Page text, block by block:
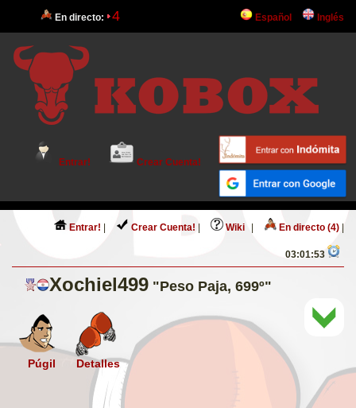
En directo: 4 Español Inglés
Entrar! Crear Cuenta!
Entrar! Crear Cuenta! Wiki En directo (4)
03:01:53
Xochiel499 "Peso Paja, 699º"
Púgil Detalles